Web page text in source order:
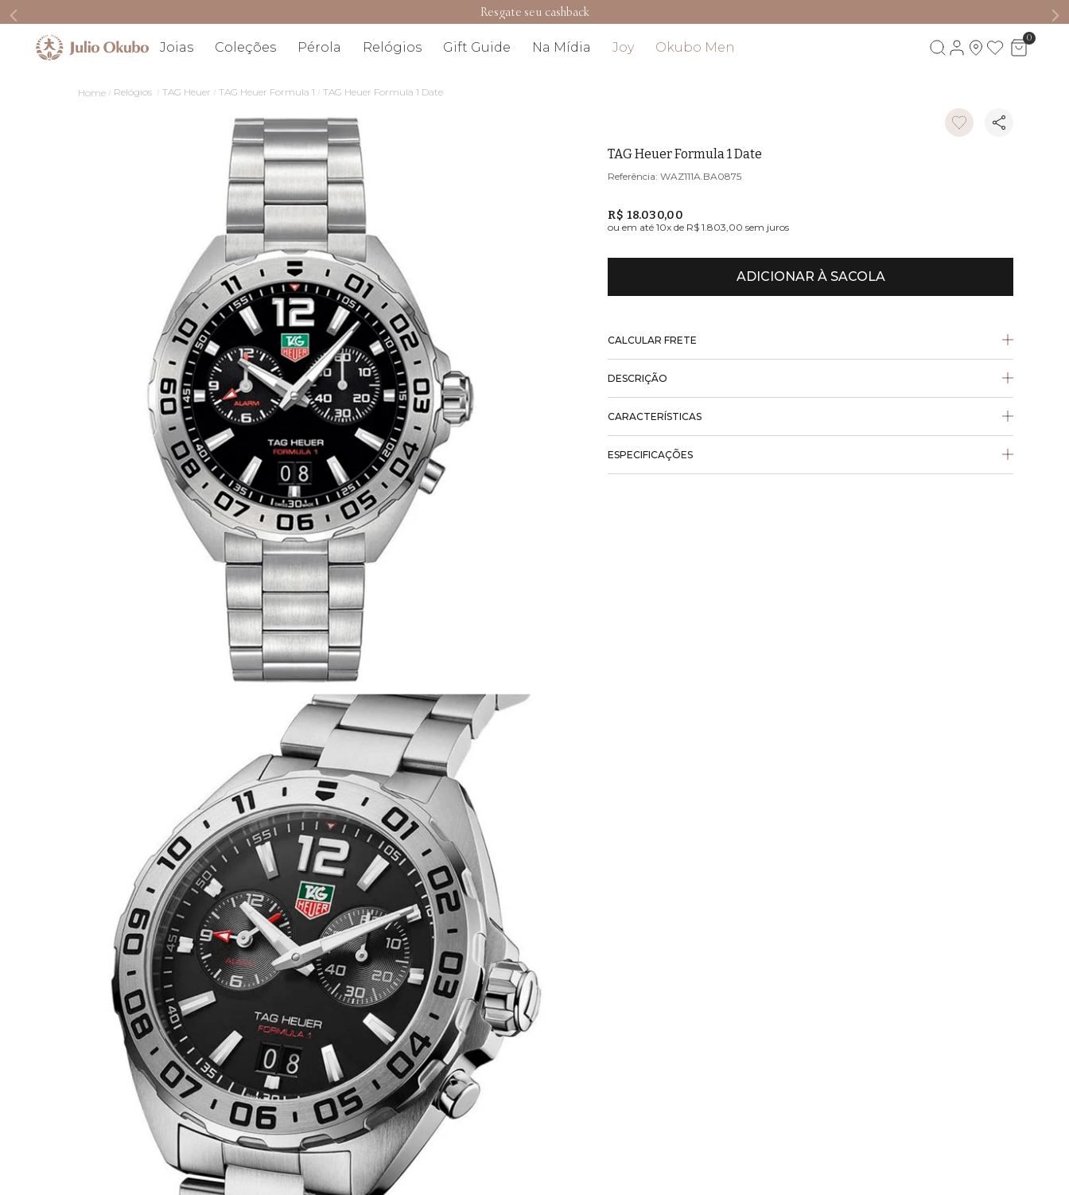
Resgate seu cashback
Joias Coleções Pérola Relógios Gift Guide Na Mídia Joy Okubo Men
0
Relógios TAG Heuer TAG Heuer Formula 1 TAG Heuer Formula 1 Date
TAG Heuer Formula 1 Date
WAZ111A.BA0875
R$ 18.030,00
ou em até10x de R$ 1.803,00 sem juros
ADICIONAR À SACOLA
CALCULAR FRETE
DESCRIÇÃO
CARACTERÍSTICAS
ESPECIFICAÇÕES